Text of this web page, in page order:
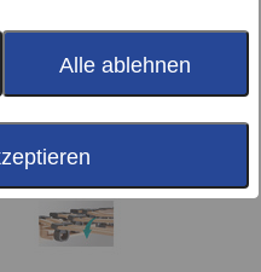
Alle ablehnen